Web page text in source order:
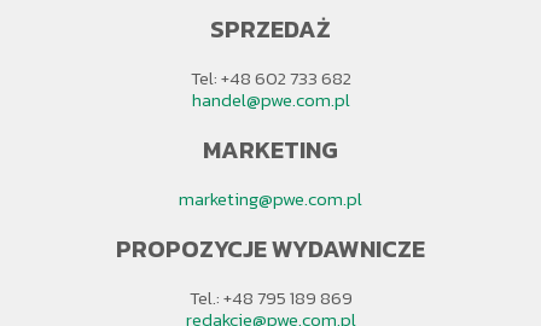
SPRZEDAŻ
Tel: +48 602 733 682
handel@pwe.com.pl
MARKETING
marketing@pwe.com.pl
PROPOZYCJE WYDAWNICZE
Tel.: +48 795 189 869
redakcje@pwe.com.pl